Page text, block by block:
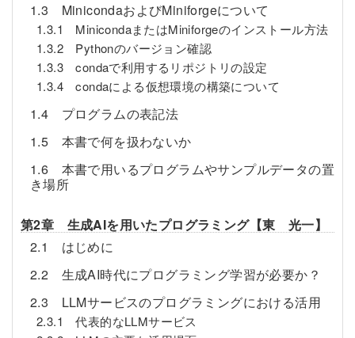
1.3 MinicondaおよびMiniforgeについて
1.3.1 MinicondaまたはMiniforgeのインストール方法
1.3.2 Pythonのバージョン確認
1.3.3 condaで利用するリポジトリの設定
1.3.4 condaによる仮想環境の構築について
1.4 プログラムの表記法
1.5 本書で何を扱わないか
1.6 本書で用いるプログラムやサンプルデータの置
き場所
第2章 生成AIを用いたプログラミング【東 光一】
2.1 はじめに
2.2 生成AI時代にプログラミング学習が必要か？
2.3 LLMサービスのプログラミングにおける活用
2.3.1 代表的なLLMサービス